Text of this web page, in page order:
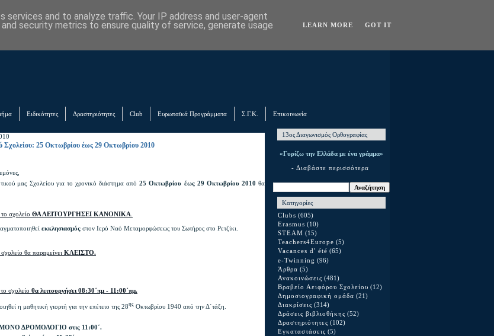
Ειδικότητες Δραστηριότητες Club Ευρωπαϊκά Προγράμματα Σ.Γ.Κ. Επικοινωνία
25 Οκτωβρίου έως 29 Οκτωβρίου 2010
μας Σχολείου για το χρονικό διάστημα από25 Οκτωβρίου έως 29 Οκτωβρίου 2010 θα
το σχολείο ΘΑ ΛΕΙΤΟΥΡΓΗΣΕΙ ΚΑΝΟΝΙΚΑ
εκκλησιασμός στον Ιερό Ναό Μεταμορφώσεως του Σωτήρος στο Ρετζίκι.
σχολείο θα παραμείνει ΚΛΕΙΣΤΟ.
το σχολείο θα λειτουργήσει 08:30΄πμ - 11:00΄πμ.
η μαθητική γιορτή για την επέτειο της 28ης Οκτωβρίου 1940 από την Δ΄τάξη.
ΔΡΟΜΟΛΟΓΙΟ στις 11:00΄.
13ος Διαγωνισμός Ορθογραφίας
«Γυρίζω την Ελλάδα με ένα γράμμα»
- Διαβάστε περισσότερα
Κατηγορίες
Clubs (605)
Erasmus (10)
STEAM (15)
Teachers4Europe (5)
Vacances d' été (65)
e-Twinning (96)
Άρθρα (5)
Ανακοινώσεις (481)
Βραβείο Αειφόρου Σχολείου (12)
Δημοσιογραφική ομάδα (21)
Διακρίσεις (314)
Δράσεις βιβλιοθήκης (52)
Δραστηριότητες (102)
Εγκαταστάσεις (5)
and to analyze traffic. Your IP address and user-agent
security metrics to ensure quality of service, generate usage LEARN MORE GOT IT